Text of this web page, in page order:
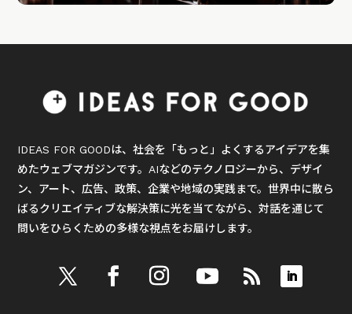
IDEAS FOR GOODは、社会を「もっと」よくするアイデアを集
めたウェブマガジンです。AIなどのテクノロジーから、デザイ
ン、アート、広告、政策、企業や地域の実践まで。世界中に散ら
ばるクリエイティブな解決策に光を当てながら、対話を通じて
問いをひらくための多様な視点をお届けします。